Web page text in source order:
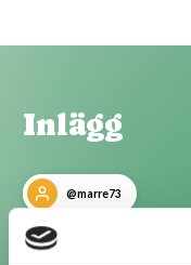
Inlägg
@marre73
Nicko